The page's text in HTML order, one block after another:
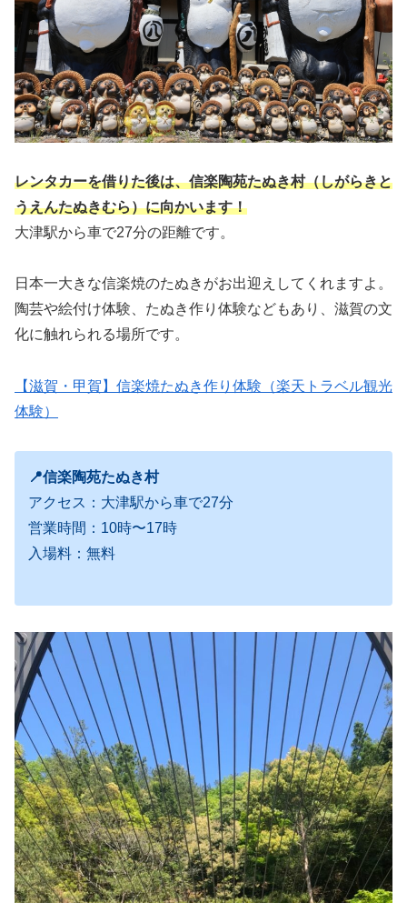
レンタカーを借りた後は、信楽陶苑たぬき村（しがらきと
うえんたぬきむら）に向かいます！
大津駅から車で27分の距離です。
日本一大きな信楽焼のたぬきがお出迎えしてくれますよ。
陶芸や絵付け体験、たぬき作り体験などもあり、滋賀の文
化に触れられる場所です。
【滋賀・甲賀】信楽焼たぬき作り体験（楽天トラベル観光
体験）
📍信楽陶苑たぬき村
アクセス：大津駅から車で27分
営業時間：10時〜17時
入場料：無料